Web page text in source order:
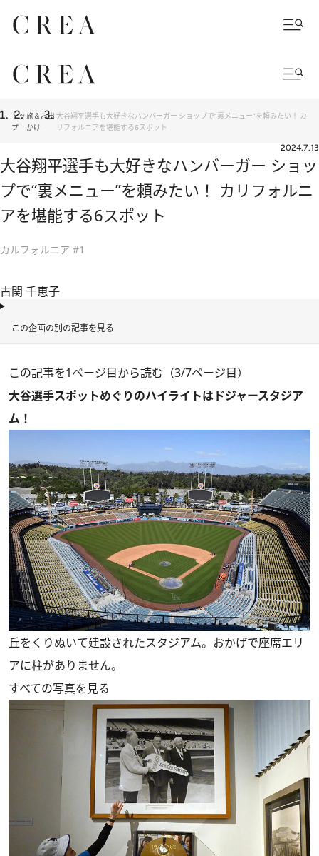
トッ
プ
旅＆お出
かけ
大谷翔平選手も大好きなハンバーガー ショップで“裏メニュー”を頼みたい！ カ
リフォルニアを堪能する6スポット
2024.7.13
大谷翔平選手も大好きなハンバーガー ショッ
プで“裏メニュー”を頼みたい！ カリフォルニ
アを堪能する6スポット
カルフォルニア #1
古関 千恵子
この企画の別の記事を見る
この記事を1ページ目から読む（3/7ページ目）
大谷選手スポットめぐりのハイライトはドジャースタジア
ム！
丘をくりぬいて建設されたスタジアム。おかげで座席エリ
アに柱がありません。
すべての写真を見る